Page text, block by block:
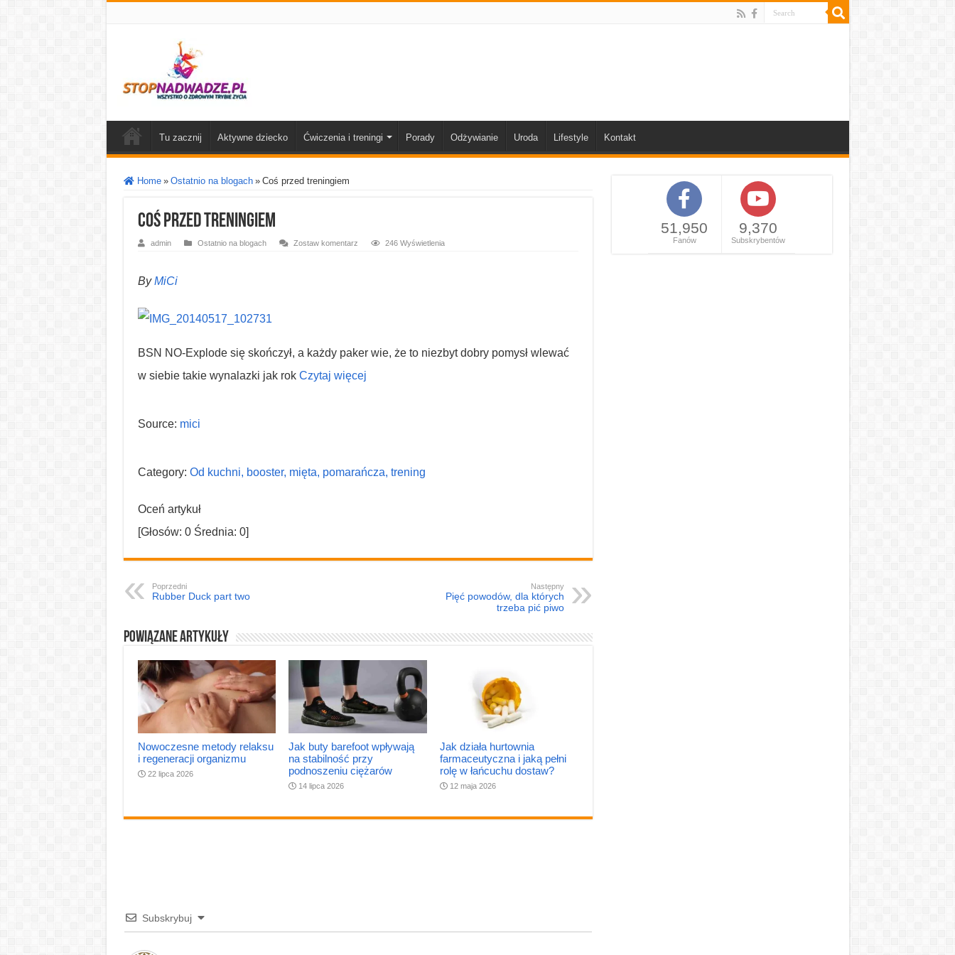
Tu zacznij Aktywne dziecko Ćwiczenia i treningi Porady Odżywianie Uroda Lifestyle Kontakt
Home » Ostatnio na blogach » Coś przed treningiem
Coś przed treningiem
admin Ostatnio na blogach Zostaw komentarz 246 Wyświetlenia
ByMiCi
BSN NO-Explode się skończył, a każdy paker wie, że to niezbyt dobry pomysł wlewać
w siebie takie wynalazki jak rok Czytaj więcej
Source: mici
Category: Od kuchni, booster, mięta, pomarańcza, trening
Oceń artykuł
[Głosów: 0Średnia: 0]
Poprzedni
Rubber Duck part two
Następny
Pięć powodów, dla których
trzeba pić piwo
Powiązane artykuły
Nowoczesne metody relaksu
i regeneracji organizmu
22 lipca 2026
Jak buty barefoot wpływają
na stabilność przy
podnoszeniu ciężarów
14 lipca 2026
Jak działa hurtownia
farmaceutyczna i jaką pełni
rolę w łańcuchu dostaw?
12 maja 2026
Subskrybuj
51,950
Fanów
9,370
Subskrybentów